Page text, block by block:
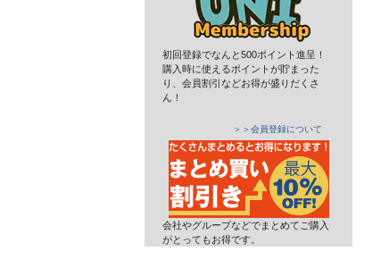
初回登録でなんと500ポイント進呈！
購入時に使えるポイントが貯まった
り、会員割引などお得が盛りだくさ
ん！
＞＞会員登録について
会社やグループなどでまとめてご購入
がとってもお得です。